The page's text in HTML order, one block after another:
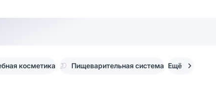
косметика Пищеварительная система Ещё